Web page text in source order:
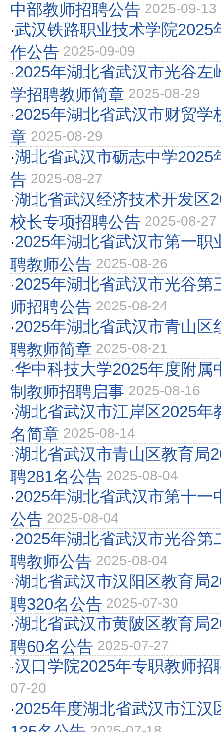
中部教师招聘公告 2025-09-13
·武汉铁路职业技术学院2025
作公告 2025-09-09
·2025年湖北省武汉市光谷左
学招聘教师简章 2025-08-29
·2025年湖北省武汉市财贸学
章 2025-08-29
·湖北省武汉市砺志中学2025
告 2025-08-27
·湖北省武汉经济技术开发区
校长专项招聘公告 2025-08-27
·2025年湖北省武汉市第一职
聘教师公告 2025-08-26
·2025年湖北省武汉市光谷第
师招聘公告 2025-08-24
·2025年湖北省武汉市青山区
聘教师简章 2025-08-21
·华中科技大学2025年度附属
制教师招聘启事 2025-08-16
·湖北省武汉市江岸区2025年
名简章 2025-08-14
·湖北省武汉市青山区教育局
聘281名公告 2025-08-04
·2025年湖北省武汉市第十一
公告 2025-08-04
·2025年湖北省武汉市光谷第
聘教师公告 2025-08-04
·湖北省武汉市汉阳区教育局
聘320名公告 2025-07-30
·湖北省武汉市黄陂区教育局
聘60名公告 2025-07-27
·汉口学院2025年专职教师招
07-20
·2025年度湖北省武汉市江汉